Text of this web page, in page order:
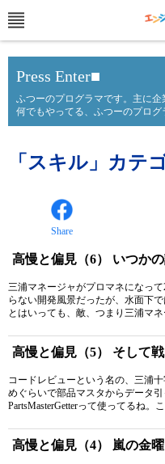
Press Enter■
ふつーのプログラマです。主に
何でもやってる、ふつーのプログ
「スキル」カテ
Share
高慢と偏見（6） いつか
三浦マネージャがプロマネになっ
らない開発風景だったが、水面下
とはいっても、敵、つまり三浦マ
高慢と偏見（5） そして
コードレビューという名の、三浦
めぐらいで部品マスタからデータ
PartsMasterGetterって使ってるね。
高慢と偏見（4） 嵐の金曜